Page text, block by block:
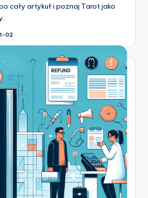
cały artykuł i poznaj Tarot jako
02